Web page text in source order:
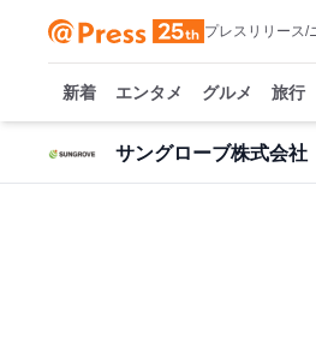
プレスリリース/
新着 エンタメ グルメ 旅行
サングローブ株式会社